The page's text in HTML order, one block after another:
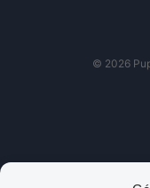
© 2026